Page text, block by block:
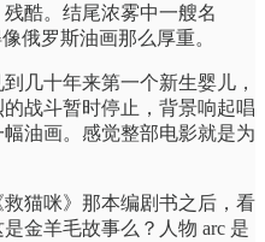
酷。结尾浓雾中一艘名
俄罗斯油画那么厚重。
几十年来第一个新生婴儿，
战斗暂时停止，背景响起唱
油画。感觉整部电影就是为
猫咪》那本编剧书之后，看
金羊毛故事么？人物 arc 是